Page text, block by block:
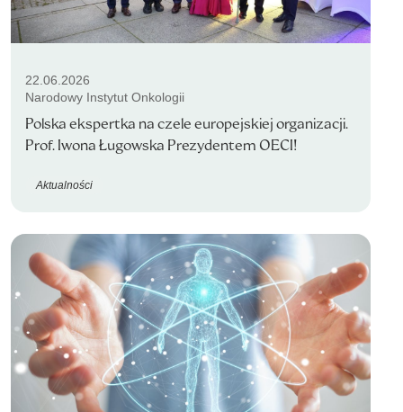
22.06.2026
Narodowy Instytut Onkologii
Polska ekspertka na czele europejskiej organizacji.
Prof. Iwona Ługowska Prezydentem OECI!
Aktualności